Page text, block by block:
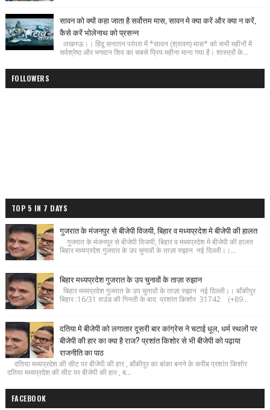
सावन को क्यों कहा जाता है सर्वोत्तम मास, सावन मे क्या करें और क्या न करें,
कैसे करें भोलेनाथ को प्रसन्न
लखनऊ।। हिंदू सनातन परंपरा में *सावन (श्रावण) मास* को सभी महीनों में
सर्वश्रेष्ठ और भगवान शिव का सबसे प्रिय महीना माना गया है। शास्त्रों के...
FOLLOWERS
TOP 5 IN 7 DAYS
गुजरात के मंजनपुर से बीजेपी विजयी, बिहार व मध्यप्रदेश मे बीजेपी की हालत
गुजरात के मंजनपुर से बीजेपी विजयी, बिहार व मध्यप्रदेश मे बीजेपी की हालत
बिहार मध्यप्रदेश गुजरात के उप चुनावों के ताज़ा रुझान नई दिल्ली।।...
बिहार मध्यप्रदेश गुजरात के उप चुनावों के ताज़ा रुझान
बिहार मध्यप्रदेश गुजरात के उप चुनावों के ताज़ा रुझान नई दिल्ली।। बाँकीपुर
बिहार :16/31 राउंड की गिनती के बाद प्रशांत किशोर 31742 (+89...
दतिया मे बीजेपी को लगातार दूसरी बार कांग्रेस ने चटाई धूल, धर्म स्थलों पर
बीजेपी की हार का क्या है राज? प्रशांत किशोर से भी बीजेपी को पढ़ाया
राजनीति का पाठ
दतिया मध्यप्रदेश की सीट पर बीजेपी की हार , बाँकीपुर का बांका बनने के करीब प्रशांत किशोर
दतिया मध्यप्रदेश की सीट पर बीजेपी की हार , ब...
FACEBOOK